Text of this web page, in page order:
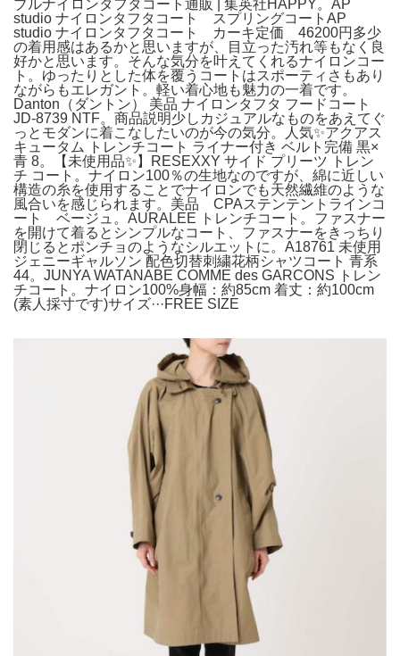
ブルナイロンタフタコート通販 | 集英社HAPPY。AP
studio ナイロンタフタコート スプリングコートAP
studio ナイロンタフタコート カーキ定価 46200円多少
の着用感はあるかと思いますが、目立った汚れ等もなく良
好かと思います。そんな気分を叶えてくれるナイロンコー
ト。ゆったりとした体を覆うコートはスポーティさもあり
ながらもエレガント。軽い着心地も魅力の一着です。
Danton（ダントン） 美品 ナイロンタフタ フードコート
JD-8739 NTF。商品説明少しカジュアルなものをあえてぐ
っとモダンに着こなしたいのが今の気分。人気✨アクアス
キュータム トレンチコート ライナー付き ベルト完備 黒×
青 8。【未使用品✨】RESEXXY サイド プリーツ トレン
チ コート。ナイロン100％の生地なのですが、綿に近しい
構造の糸を使用することでナイロンでも天然繊維のような
風合いを感じられます。美品 CPAステンテントラインコ
ート ベージュ。AURALEE トレンチコート。ファスナー
を開けて着るとシンプルなコート、ファスナーをきっちり
閉じるとポンチョのようなシルエットに。A18761 未使用
ジェニーギャルソン 配色切替刺繍花柄シャツコート 青系
44。JUNYA WATANABE COMME des GARCONS トレン
チコート。ナイロン100%身幅：約85cm 着丈：約100cm
(素人採寸です)サイズ···FREE SIZE